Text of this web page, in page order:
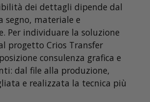
dei dettagli dipende dal
segno, materiale e
Per individuare la soluzione
progetto Crios Transfer
consulenza grafica e
dal file alla produzione,
e realizzata la tecnica più